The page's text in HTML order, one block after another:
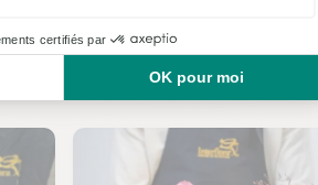
Fleuristes
à Saint-Bonnet-près-Bort